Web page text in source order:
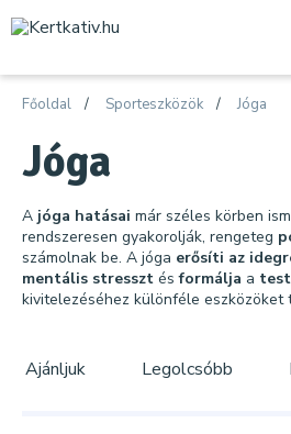
Főoldal Sporteszközök Jóga
Jóga
A jóga hatásai már széles körben
rendszeresen gyakorolják, rengeteg
számolnak be. A jóga erősíti az
mentális stresszt ésformálja a
kivitelezéséhez különféle eszközöket
Ajánljuk Legolcsóbb